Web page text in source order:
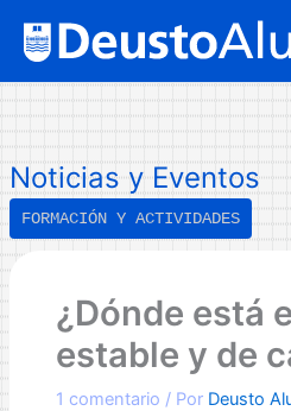
u
s
c
a
r
Noticias y Eventos
FORMACIÓN Y ACTIVIDADES
¿Dónde está
estable y de
1 comentario / Por Deusto